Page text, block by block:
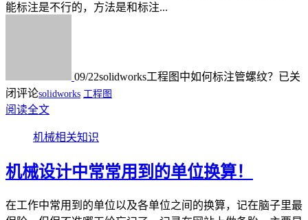
能标注是不行的，方法是和标注...
09/22solidworks工程图中如何标注管螺纹？ 已关
闭评论solidworks 工程图
阅读全文
机械相关知识
机械设计中常常用到的单位换算！
在工作中常用到的单位以及各单位之间的换算，记在脑子里最